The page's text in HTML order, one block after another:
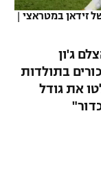
זידאן במטראצי |
בגמר מונדיאל 2006, הצלם ג'ון
בתולדות
את גודל